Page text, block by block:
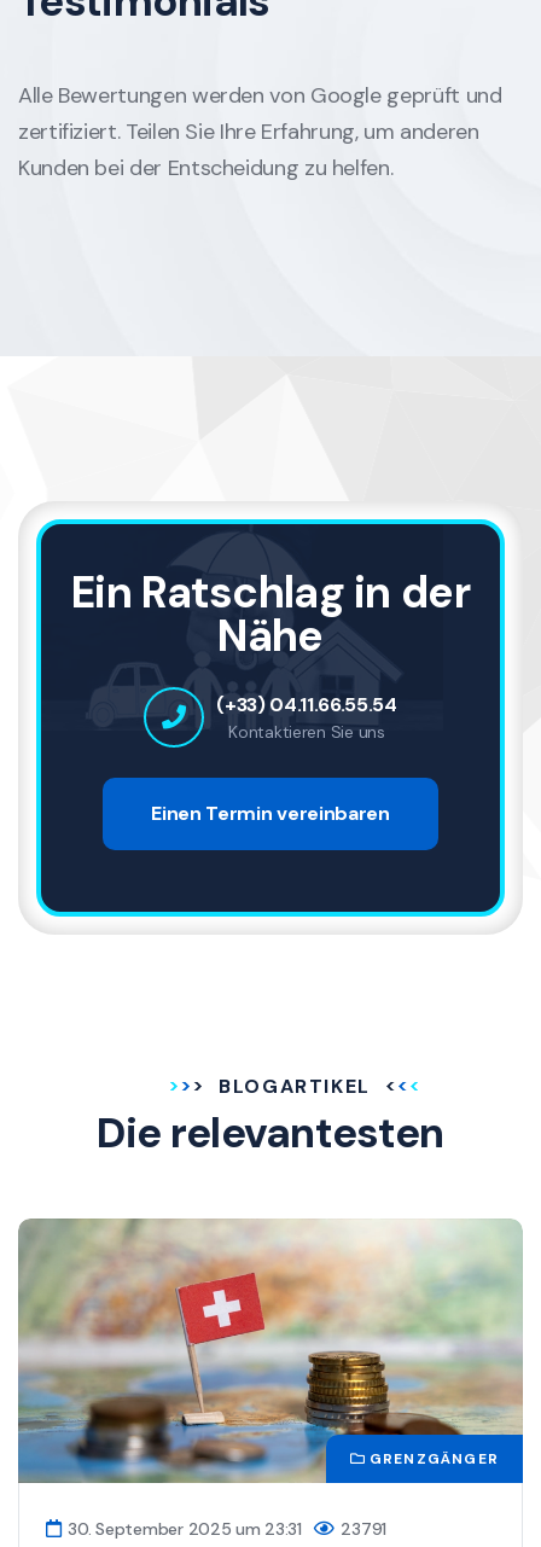
Alle Bewertungen werden von Google geprüft und
zertifiziert. Teilen Sie Ihre Erfahrung, um anderen
Kunden bei der Entscheidung zu helfen.
Ein Ratschlag in der
Nähe
(+33) 04.11.66.55.54
Kontaktieren Sie uns
Einen Termin vereinbaren
BLOGARTIKEL
Die relevantesten
GRENZGÄNGER
30. September 2025 um 23:31 23791